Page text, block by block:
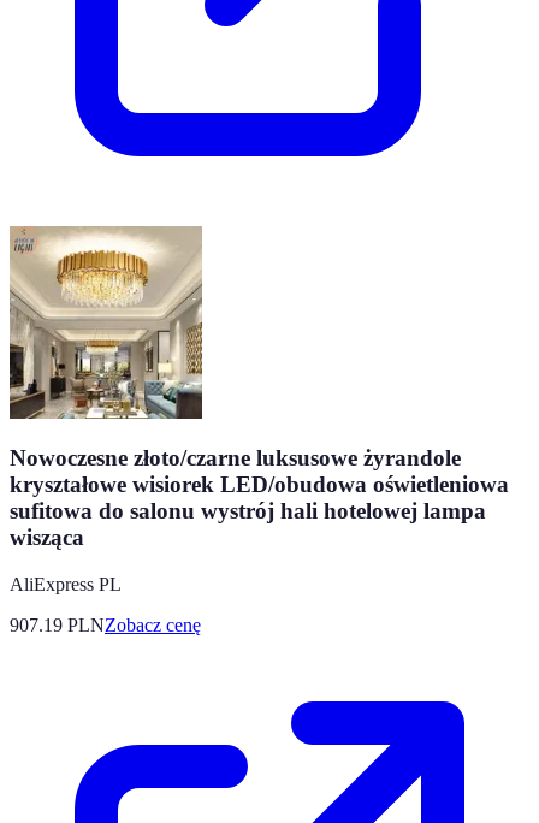
Nowoczesne złoto/czarne luksusowe żyrandole
kryształowe wisiorek LED/obudowa oświetleniowa
sufitowa do salonu wystrój hali hotelowej lampa
wisząca
AliExpress PL
907.19 PLNZobacz cenę